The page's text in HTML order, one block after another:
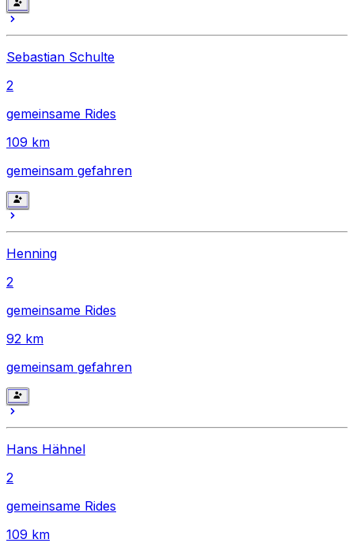
Sebastian Schulte
2
gemeinsame Rides
109 km
gemeinsam gefahren
Henning
2
gemeinsame Rides
92 km
gemeinsam gefahren
Hans Hähnel
2
gemeinsame Rides
109 km